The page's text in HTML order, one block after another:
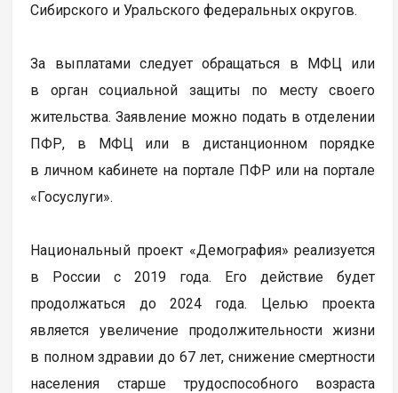
Сибирского и Уральского федеральных округов.
За выплатами следует обращаться в МФЦ или
в орган социальной защиты по месту своего
жительства. Заявление можно подать в отделении
ПФР, в МФЦ или в дистанционном порядке
в личном кабинете на портале ПФР или на портале
«Госуслуги».
Национальный проект «Демография» реализуется
в России с 2019 года. Его действие будет
продолжаться до 2024 года. Целью проекта
является увеличение продолжительности жизни
в полном здравии до 67 лет, снижение смертности
населения старше трудоспособного возраста